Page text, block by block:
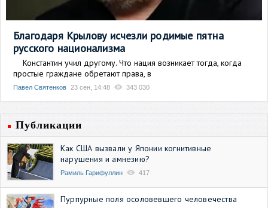
Благодаря Крылову исчезли родимые пятна
русского национализма
Константин учил другому. Что нация возникает тогда, когда
простые граждане обретают права, в
Павел Святенков 23 сен, 14:48 343 030
Публикации
Как США вызвали у Японии когнитивные
нарушения и амнезию?
Рамиль Гарифуллин 417
Пурпурные поля осоловевшего человечества